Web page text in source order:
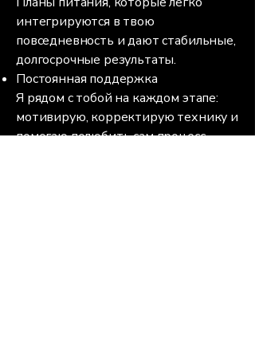
интегрируются в твою
повседневность и дают стабильные,
долгосрочные результаты.
Постоянная поддержка
Я рядом с тобой на каждом этапе:
мотивирую, корректирую технику и
помогаю полюбить сам процесс